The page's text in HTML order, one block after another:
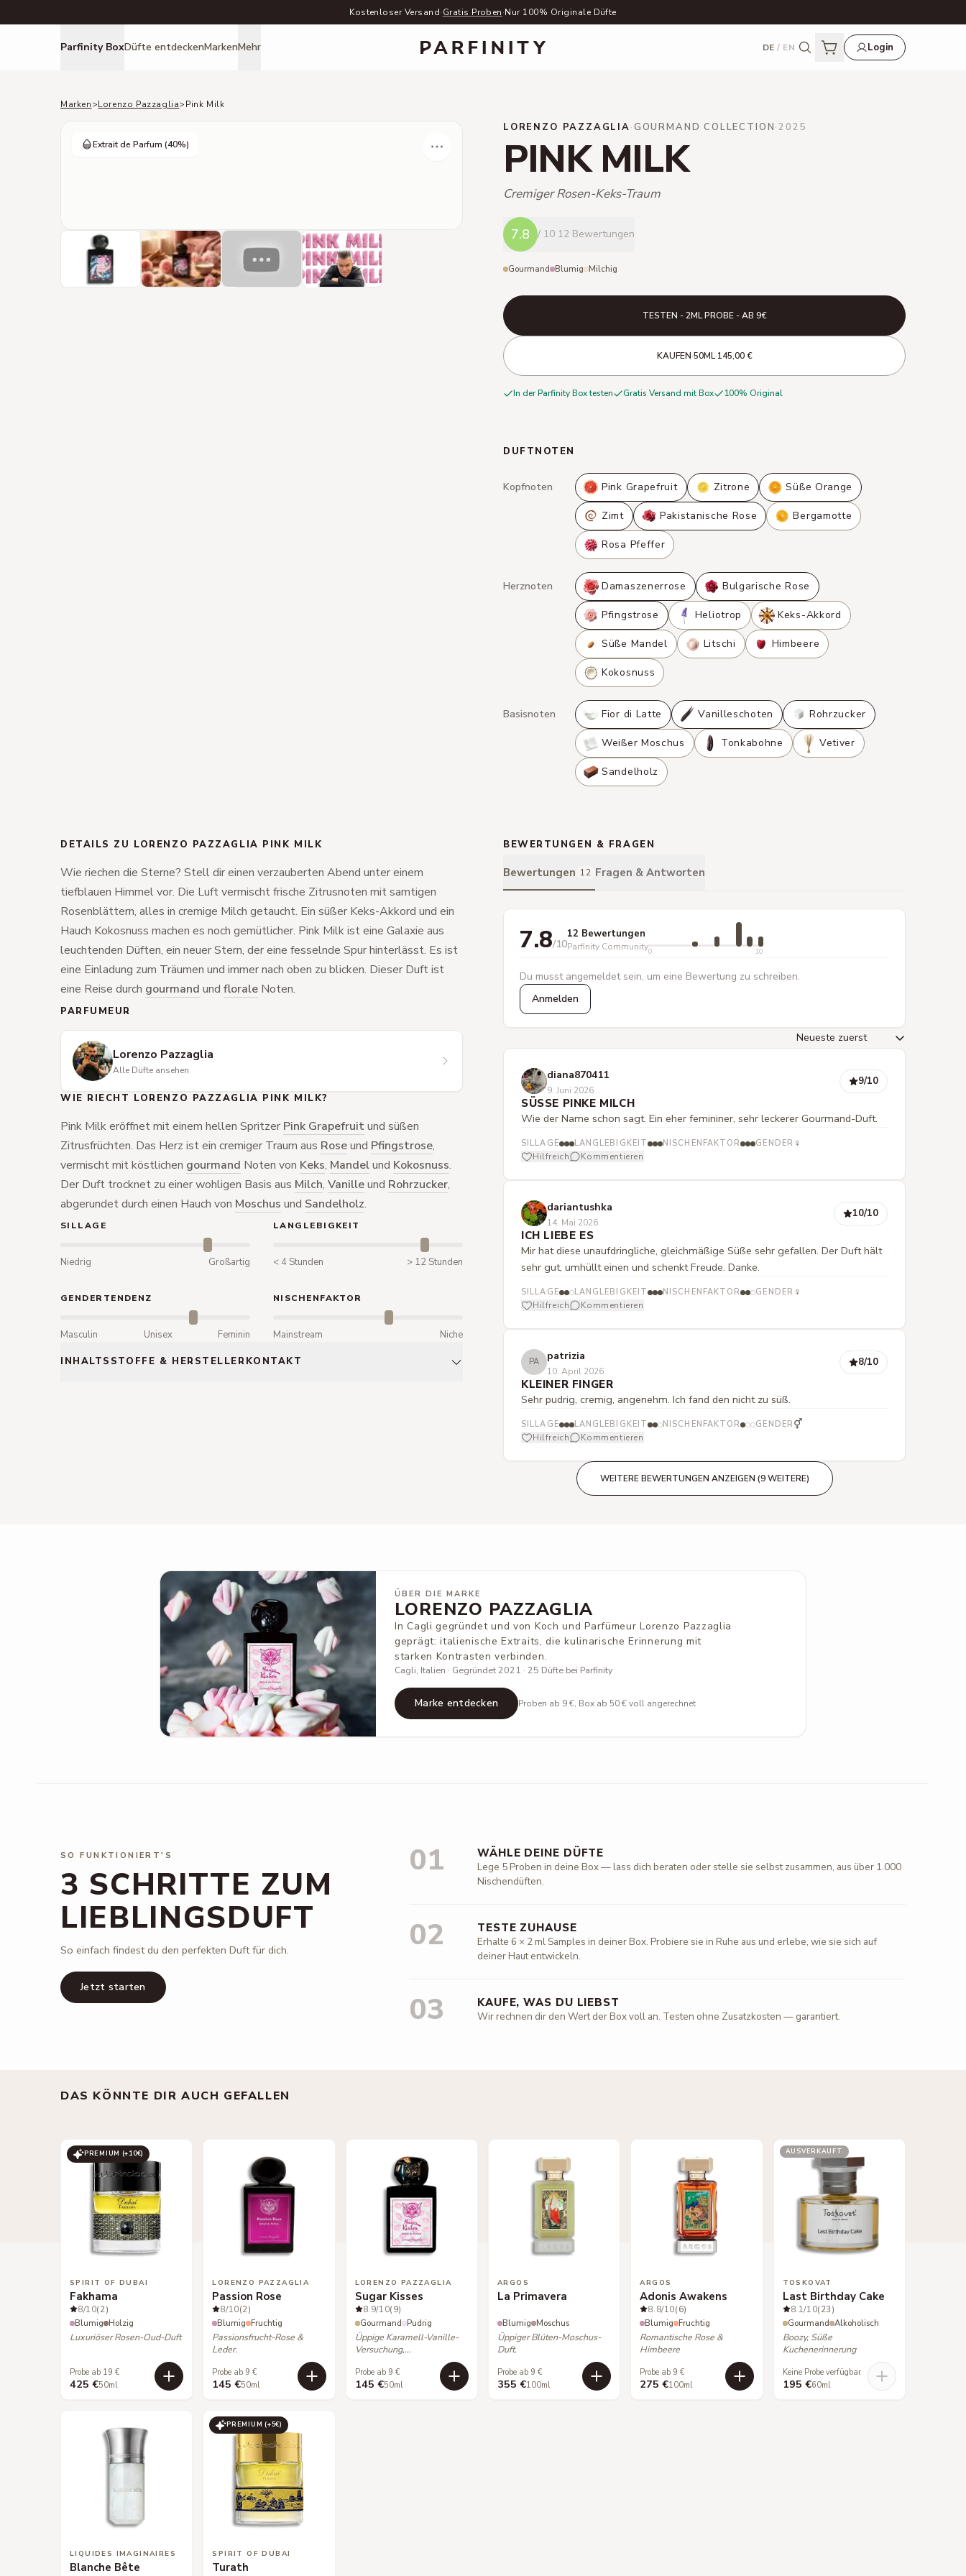
Kostenloser Versand·Gratis Proben·Nur 100% Originale Düfte
Parfinity BoxDüfte entdeckenMarkenMehr DE / EN Login
Marken>Lorenzo Pazzaglia>Pink Milk
Extrait de Parfum (40%)
LORENZO PAZZAGLIA·GOURMAND COLLECTION·2025
PINK MILK
Cremiger Rosen-Keks-Traum
7.8 / 10 12 Bewertungen
Gourmand Blumig Milchig
TESTEN - 2ML PROBE - AB 9€
KAUFEN·50ML·145,00 €
In der Parfinity Box testen Gratis Versand mit Box 100% Original
DUFTNOTEN
Kopfnoten Pink Grapefruit Zitrone Süße Orange
Zimt Pakistanische Rose Bergamotte
Rosa Pfeffer
Herznoten Damaszenerrose Bulgarische Rose
Pfingstrose Heliotrop Keks-Akkord
Süße Mandel Litschi Himbeere
Kokosnuss
Basisnoten Fior di Latte Vanilleschoten Rohrzucker
Weißer Moschus Tonkabohne Vetiver
Sandelholz
DETAILS ZU LORENZO PAZZAGLIA PINK MILK
Wie riechen die Sterne? Stell dir einen verzauberten Abend unter einem
tiefblauen Himmel vor. Die Luft vermischt frische Zitrusnoten mit samtigen
Rosenblättern, alles in cremige Milch getaucht. Ein süßer Keks-Akkord und ein
Hauch Kokosnuss machen es noch gemütlicher. Pink Milk ist eine Galaxie aus
leuchtenden Düften, ein neuer Stern, der eine fesselnde Spur hinterlässt. Es ist
eine Einladung zum Träumen und immer nach oben zu blicken. Dieser Duft ist
eine Reise durch gourmand und florale Noten.
PARFUMEUR
Lorenzo Pazzaglia
Alle Düfte ansehen
WIE RIECHT LORENZO PAZZAGLIA PINK MILK?
Pink Milk eröffnet mit einem hellen Spritzer Pink Grapefruitund süßen
Zitrusfrüchten. Das Herz ist ein cremiger Traum aus Roseund Pfingstrose,
vermischt mit köstlichen gourmand Noten von Keks, Mandelund Kokosnuss.
Der Duft trocknet zu einer wohligen Basis aus Milch, Vanilleund Rohrzucker,
abgerundet durch einen Hauch von Moschus und Sandelholz.
SILLAGE
Niedrig Großartig
LANGLEBIGKEIT
< 4 Stunden > 12 Stunden
GENDERTENDENZ
Masculin Unisex Feminin
NISCHENFAKTOR
Mainstream Niche
INHALTSSTOFFE & HERSTELLERKONTAKT
BEWERTUNGEN & FRAGEN
Bewertungen 12 Fragen & Antworten
7.8/10
12 Bewertungen
Parfinity Community0 10
Du musst angemeldet sein, um eine Bewertung zu schreiben.
Anmelden
diana870411
9. Juni 2026
9/10
SÜSSE PINKE MILCH
Wie der Name schon sagt. Ein eher femininer, sehr leckerer Gourmand-Duft.
SILLAGE LANGLEBIGKEIT NISCHENFAKTOR GENDER ♀
Hilfreich Kommentieren
dariantushka
14. Mai 2026
10/10
ICH LIEBE ES
Mir hat diese unaufdringliche, gleichmäßige Süße sehr gefallen. Der Duft hält
sehr gut, umhüllt einen und schenkt Freude. Danke.
SILLAGE LANGLEBIGKEIT NISCHENFAKTOR GENDER ♀
Hilfreich Kommentieren
PA patrizia
10. April 2026
8/10
KLEINER FINGER
Sehr pudrig, cremig, angenehm. Ich fand den nicht zu süß.
SILLAGE LANGLEBIGKEIT NISCHENFAKTOR GENDER ⚥
Hilfreich Kommentieren
WEITERE BEWERTUNGEN ANZEIGEN (9 WEITERE)
ÜBER DIE MARKE
LORENZO PAZZAGLIA
In Cagli gegründet und von Koch und Parfümeur Lorenzo Pazzaglia
geprägt: italienische Extraits, die kulinarische Erinnerung mit
starken Kontrasten verbinden.
Cagli, Italien · Gegründet 2021 · 25 Düfte bei Parfinity
Marke entdecken Proben ab 9 €, Box ab 50 € voll angerechnet
SO FUNKTIONIERT'S
3 SCHRITTE ZUM
LIEBLINGSDUFT
So einfach findest du den perfekten Duft für dich.
Jetzt starten
01 WÄHLE DEINE DÜFTE
Lege 5 Proben in deine Box — lass dich beraten oder stelle sie selbst zusammen, aus über 1.000
Nischendüften.
02 TESTE ZUHAUSE
Erhalte 6 × 2 ml Samples in deiner Box. Probiere sie in Ruhe aus und erlebe, wie sie sich auf
deiner Haut entwickeln.
03 KAUFE, WAS DU LIEBST
Wir rechnen dir den Wert der Box voll an. Testen ohne Zusatzkosten — garantiert.
DAS KÖNNTE DIR AUCH GEFALLEN
PREMIUM (+10€)
SPIRIT OF DUBAI
Fakhama
8/10(2)
Blumig Holzig
Luxuriöser Rosen-Oud-Duft
Probe ab 19 €
425 €50ml
LORENZO PAZZAGLIA
Passion Rose
8/10(2)
Blumig Fruchtig
Passionsfrucht-Rose &
Leder.
Probe ab 9 €
145 €50ml
LORENZO PAZZAGLIA
Sugar Kisses
8.9/10(9)
Gourmand Pudrig
Üppige Karamell-Vanille-
Versuchung,
Probe ab 9 €
145 €50ml
ARGOS
La Primavera
Blumig Moschus
Üppiger Blüten-Moschus-
Duft.
Probe ab 9 €
355 €100ml
ARGOS
Adonis Awakens
8.8/10(6)
Blumig Fruchtig
Romantische Rose &
Himbeere
Probe ab 9 €
275 €100ml
AUSVERKAUFT
TOSKOVAT
Last Birthday Cake
8.1/10(23)
Gourmand Alkoholisch
Boozy, Süße
Kuchenerinnerung
Keine Probe verfügbar
195 €60ml
LIQUIDES IMAGINAIRES
Blanche Bête
PREMIUM (+5€)
SPIRIT OF DUBAI
Turath